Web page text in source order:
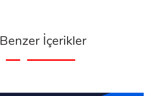
Benzer İçerikler